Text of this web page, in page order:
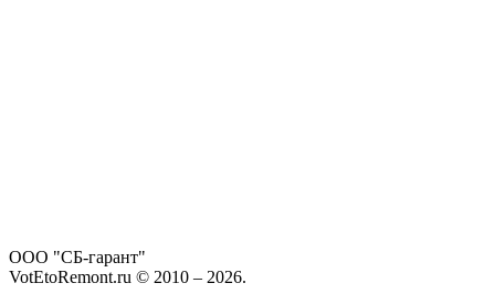
ООО "СБ-гарант"
VotEtoRemont.ru © 2010 – 2026.